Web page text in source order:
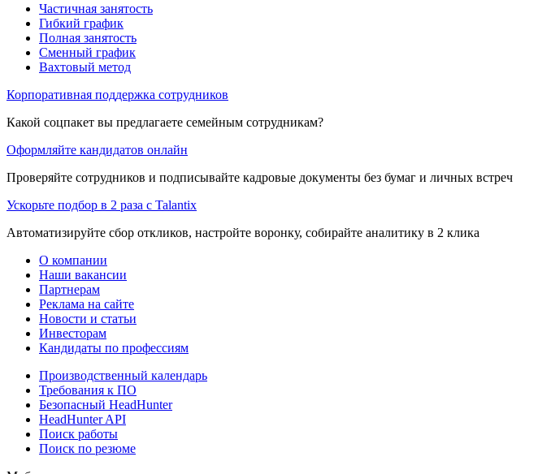
Частичная занятость
Гибкий график
Полная занятость
Сменный график
Вахтовый метод
Корпоративная поддержка сотрудников
Какой соцпакет вы предлагаете семейным сотрудникам?
Оформляйте кандидатов онлайн
Проверяйте сотрудников и подписывайте кадровые документы без бумаг и личных встреч
Ускорьте подбор в 2 раза с Talantix
Автоматизируйте сбор откликов, настройте воронку, собирайте аналитику в 2 клика
О компании
Наши вакансии
Партнерам
Реклама на сайте
Новости и статьи
Инвесторам
Кандидаты по профессиям
Производственный календарь
Требования к ПО
Безопасный HeadHunter
HeadHunter API
Поиск работы
Поиск по резюме